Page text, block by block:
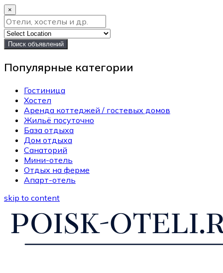
×
Поиск объявлений
Популярные категории
Гостиница
Хостел
Аренда коттеджей / гостевых домов
Жильё посуточно
База отдыха
Дом отдыха
Санаторий
Мини-отель
Отдых на ферме
Апарт-отель
skip to content